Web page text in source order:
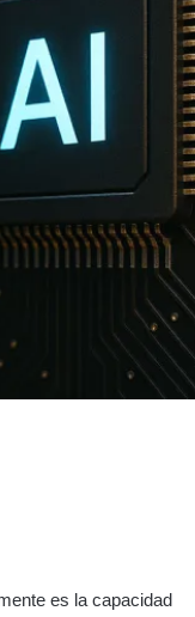
es la capacidad